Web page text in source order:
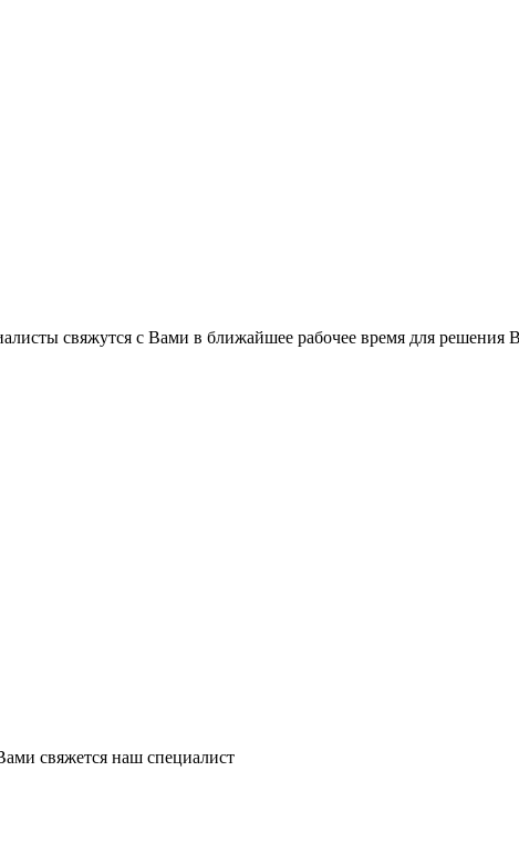
свяжутся с Вами в ближайшее рабочее время для решения
свяжется наш специалист